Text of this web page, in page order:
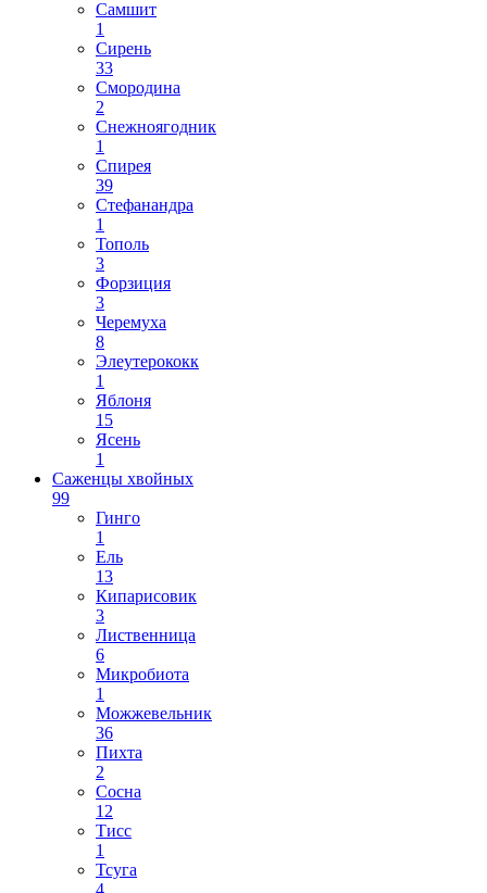
Самшит
1
Сирень
33
Смородина
2
Снежноягодник
1
Спирея
39
Стефанандра
1
Тополь
3
Форзиция
3
Черемуха
8
Элеутерококк
1
Яблоня
15
Ясень
1
Саженцы хвойных
99
Гинго
1
Ель
13
Кипарисовик
3
Лиственница
6
Микробиота
1
Можжевельник
36
Пихта
2
Сосна
12
Тисс
1
Тсуга
4